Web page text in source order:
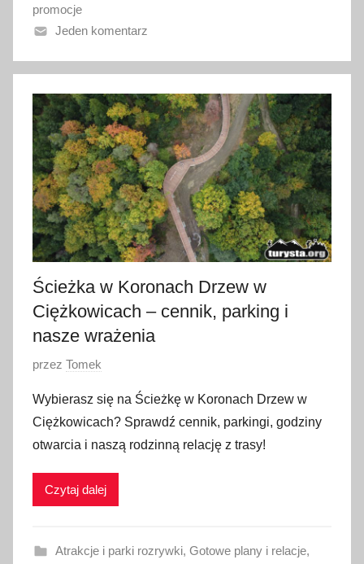
n
o
1
l
i
p
c
a
2
0
2
promocje
Jeden komentarz
Ścieżka w Koronach Drzew w
Ciężkowicach – cennik, parking i
nasze wrażenia
O
u
b
l
i
a
przez Tomek
Wybierasz się na Ścieżkę w Koronach Drzew w
Ciężkowicach? Sprawdź cennik, parkingi, godziny
otwarcia i naszą rodzinną relację z trasy!
Czytaj dalej
Atrakcje i parki rozrywki, Gotowe plany i relacje,